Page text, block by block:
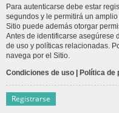
Para autenticarse debe estar
segundos y le permitirá un
Sitio puede además otorgar
Antes de identificarse asegúrese
de uso y políticas relacionadas.
navega por el Sitio.
Condiciones de uso | Política de
Registrarse